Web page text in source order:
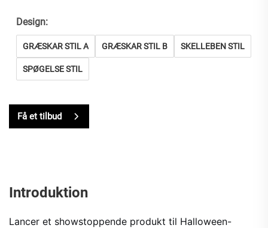
Design:
GRÆSKAR STIL A GRÆSKAR STIL B SKELLEBEN STIL
SPØGELSE STIL
Få et tilbud
Introduktion
Lancer et showstoppende produkt til Halloween-